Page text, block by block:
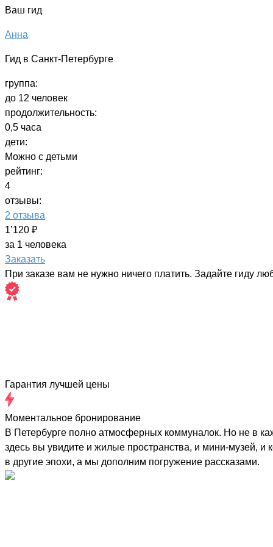
Ваш гид
Анна
Гид в Санкт-Петербурге
группа:
до 12 человек
продолжительность:
0,5 часа
дети:
Можно с детьми
рейтинг:
4
отзывы:
2 отзыва
1’120 ₽
за 1 человека
Заказать
При заказе вам не нужно ничего платить. Задайте гиду
Гарантия лучшей цены
Моментальное бронирование
В Петербурге полно атмосферных коммуналок. Но не в
здесь вы увидите и жилые пространства, и мини-музей, и
в другие эпохи, а мы дополним погружение рассказами.